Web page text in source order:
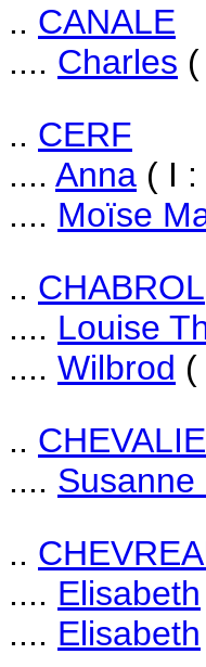
.. CANALE
.... Charles
.. CERF
.... Anna ( I
.... Moïse
.. CHABROL
.... Louise
.... Wilbrod
..
.... Susanne
..
.... Elisabeth
.... Elisabeth